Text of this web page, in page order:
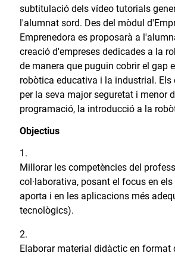
subtitulació dels vídeo tutorials
l'alumnat sord. Des del mòdul
Emprenedora es proposarà a
creació d'empreses dedicades a la
de manera que puguin cobrir el gap
robòtica educativa i la industrial.
per la seva major seguretat i menor
programació, la introducció a la
Objectius
Millorar les competències del
col·laborativa, posant el focus en
aporta i en les aplicacions més
tecnològics).
Elaborar material didàctic en format